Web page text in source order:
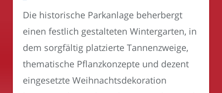
Die historische Parkanlage beherbergt
einen festlich gestalteten Wintergarten, in
dem sorgfältig platzierte Tannenzweige,
thematische Pflanzkonzepte und dezent
eingesetzte Weihnachtsdekoration